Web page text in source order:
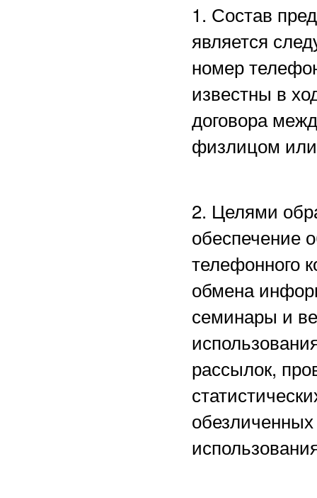
1. Состав
является
номер
известны в
договора
физлицом
2. Целями
обеспечение
телефонного
обмена
семинары и
рассылок,